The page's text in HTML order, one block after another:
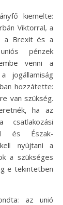
kiemelte:
Viktorral, a
a Brexit és a
pénzek
venni a
jogállamiság
hozzátette:
van szükség.
ha az
csatlakozási
és Észak-
nyújtani a
a szükséges
e tekintetben
az unió